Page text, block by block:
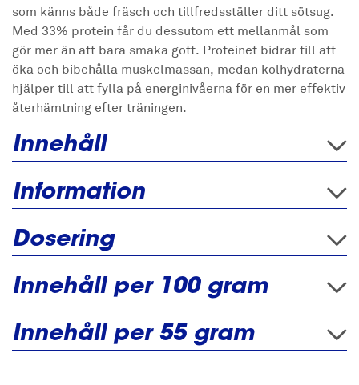
som känns både fräsch och tillfredsställer ditt sötsug.
Med 33% protein får du dessutom ett mellanmål som
gör mer än att bara smaka gott. Proteinet bidrar till att
öka och bibehålla muskelmassan, medan kolhydraterna
hjälper till att fylla på energinivåerna för en mer effektiv
återhämtning efter träningen.
Innehåll
Information
Dosering
Innehåll per 100 gram
Innehåll per 55 gram